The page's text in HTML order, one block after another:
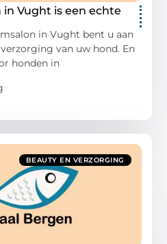
Vught is een echte
in Vught bent u aan
van uw hond. En
honden in
BEAUTY EN VERZORGING